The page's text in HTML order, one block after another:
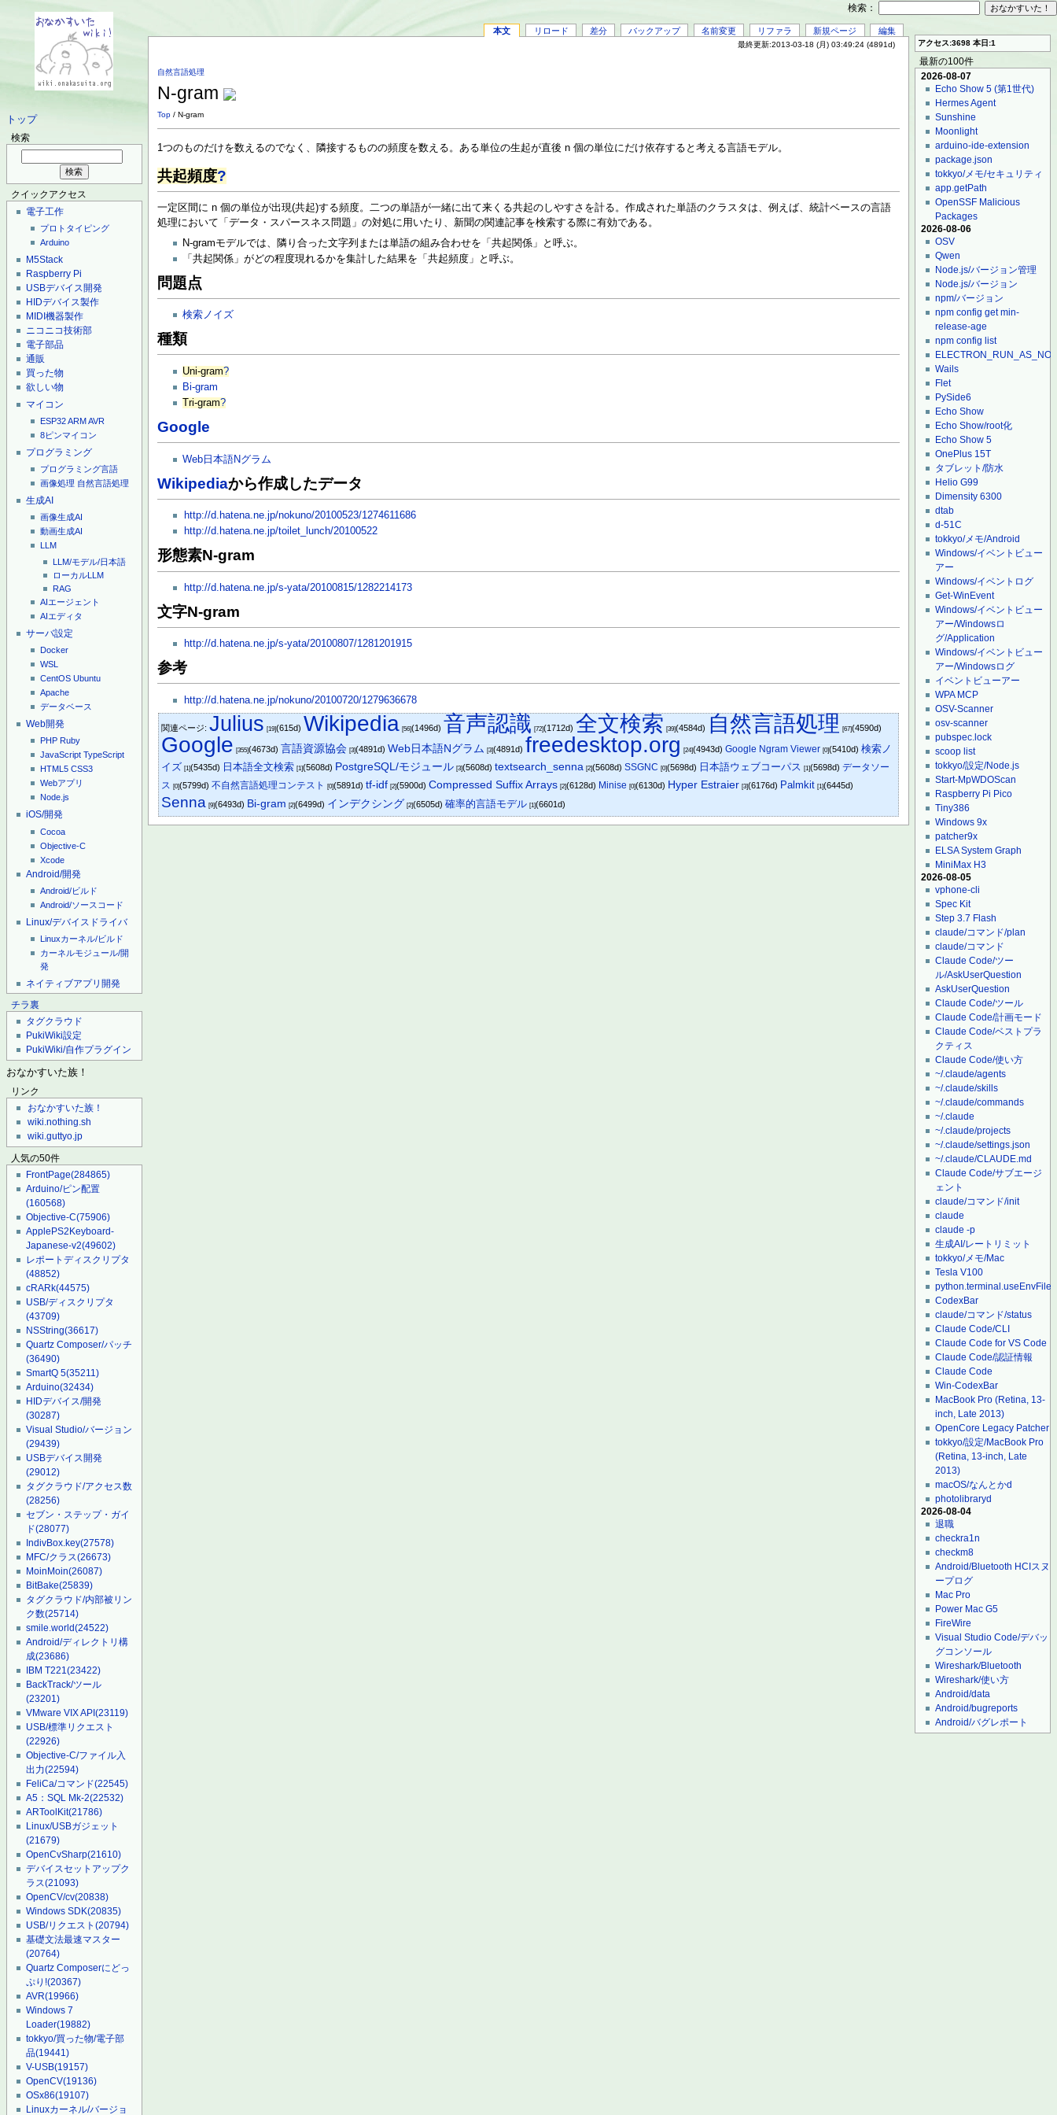
トップ
検索
クイックアクセス
電子工作
プロトタイピング
Arduino
M5Stack
Raspberry Pi
USBデバイス開発
HIDデバイス製作
MIDI機器製作
ニコニコ技術部
電子部品
通販
買った物
欲しい物
マイコン
ESP32ARMAVR
8ピンマイコン
プログラミング
プログラミング言語
画像処理 自然言語処理
生成AI
画像生成AI
動画生成AI
LLM
LLM/モデル/日本語
ローカルLLM
RAG
AIエージェント
AIエディタ
サーバ設定
Docker
WSL
CentOS Ubuntu
Apache
データベース
Web開発
PHP Ruby
JavaScript TypeScript
HTML5 CSS3
Webアプリ
Node.js
iOS/開発
Cocoa
Objective-C
Xcode
Android/開発
Android/ビルド
Android/ソースコード
Linux/デバイスドライバ
Linuxカーネル/ビルド
カーネルモジュール/開
発
ネイティブアプリ開発
チラ裏
タグクラウド
PukiWiki設定
PukiWiki/自作プラグイン
おなかすいた族！
リンク
おなかすいた族！
wiki.nothing.sh
wiki.guttyo.jp
人気の50件
FrontPage(284865)
Arduino/ピン配置
(160568)
Objective-C(75906)
ApplePS2Keyboard-
Japanese-v2(49602)
レポートディスクリプタ
(48852)
cRARk(44575)
USB/ディスクリプタ
(43709)
NSString(36617)
Quartz Composer/パッチ
(36490)
SmartQ 5(35211)
Arduino(32434)
HIDデバイス/開発
(30287)
Visual Studio/バージョン
(29439)
USBデバイス開発
(29012)
タグクラウド/アクセス数
(28256)
セブン・ステップ・ガイ
ド(28077)
IndivBox.key(27578)
MFC/クラス(26673)
MoinMoin(26087)
BitBake(25839)
タグクラウド/内部被リン
ク数(25714)
smile.world(24522)
Android/ディレクトリ構
成(23686)
IBM T221(23422)
BackTrack/ツール
(23201)
VMware VIX API(23119)
USB/標準リクエスト
(22926)
Objective-C/ファイル入
出力(22594)
FeliCa/コマンド(22545)
A5：SQL Mk-2(22532)
ARToolKit(21786)
Linux/USBガジェット
(21679)
OpenCvSharp(21610)
デバイスセットアップク
ラス(21093)
OpenCV/cv(20838)
Windows SDK(20835)
USB/リクエスト(20794)
基礎文法最速マスター
(20764)
Quartz Composerにどっ
ぷり!(20367)
AVR(19966)
Windows 7
Loader(19882)
tokkyo/買った物/電子部
品(19441)
V-USB(19157)
OpenCV(19136)
OSx86(19107)
Linuxカーネル/バージョ
本文 リロード 差分 バックアップ 名前変更 リファラ 新規ページ 編集
最終更新:2013-03-18 (月) 03:49:24 (4891d)
自然言語処理
N-gram
Top / N-gram
1つのものだけを数えるのでなく、隣接するものの頻度を数える。ある単位の生起が直後 n 個の単位にだけ依存すると考える言語モデル。
共起頻度?
一定区間に n 個の単位が出現(共起)する頻度。二つの単語が一緒に出て来くる共起のしやすさを計る。作成された単語のクラスタは、例えば、統計ベースの言語
処理において「データ・スパースネス問題」の対処に用いたり、新聞の関連記事を検索する際に有効である。
N-gramモデルでは、隣り合った文字列または単語の組み合わせを「共起関係」と呼ぶ。
「共起関係」がどの程度現れるかを集計した結果を「共起頻度」と呼ぶ。
問題点
検索ノイズ
種類
Uni-gram?
Bi-gram
Tri-gram?
Google
Web日本語Nグラム
Wikipediaから作成したデータ
http://d.hatena.ne.jp/nokuno/20100523/1274611686
http://d.hatena.ne.jp/toilet_lunch/20100522
形態素N-gram
http://d.hatena.ne.jp/s-yata/20100815/1282214173
文字N-gram
http://d.hatena.ne.jp/s-yata/20100807/1281201915
参考
http://d.hatena.ne.jp/nokuno/20100720/1279636678
関連ページ:Julius [19](615d) Wikipedia [56](1496d) 音声認識 [72](1712d) 全文検索 [39](4584d) 自然言語処理 [67](4590d)
Google [355](4673d) 言語資源協会 [3](4891d)Web日本語Nグラム [3](4891d) freedesktop.org [24](4943d)Google Ngram Viewer [0](5410d)検索ノ
イズ [1](5435d) 日本語全文検索 [1](5608d) PostgreSQL/モジュール [3](5608d)textsearch_senna [2](5608d)SSGNC [0](5698d) 日本語ウェブコーパス [1](5698d)データソー
ス
[0](5799d)不自然言語処理コンテスト [0](5891d)tf-idf [2](5900d)Compressed Suffix Arrays [2](6128d) Minise [0](6130d) Hyper Estraier [3](6176d) Palmkit [1](6445d)
Senna [9](6493d) Bi-gram [2](6499d) インデクシング [2](6505d)確率的言語モデル [1](6601d)
アクセス:3698 本日:1
最新の100件
2026-08-07
Echo Show 5 (第1世代)
Hermes Agent
Sunshine
Moonlight
arduino-ide-extension
package.json
tokkyo/メモ/セキュリティ
app.getPath
OpenSSF Malicious
Packages
2026-08-06
OSV
Qwen
Node.js/バージョン管理
Node.js/バージョン
npm/バージョン
npm config get min-
release-age
npm config list
Wails
Flet
PySide6
Echo Show
Echo Show/root化
Echo Show 5
OnePlus 15T
タブレット/防水
Helio G99
Dimensity 6300
dtab
d-51C
tokkyo/メモ/Android
Windows/イベントビュー
アー
Windows/イベントログ
Get-WinEvent
Windows/イベントビュー
アー/Windowsロ
グ/Application
Windows/イベントビュー
アー/Windowsログ
イベントビューアー
WPA MCP
OSV-Scanner
osv-scanner
pubspec.lock
scoop list
tokkyo/設定/Node.js
Start-MpWDOScan
Raspberry Pi Pico
Tiny386
Windows 9x
patcher9x
ELSA System Graph
MiniMax H3
2026-08-05
vphone-cli
Spec Kit
Step 3.7 Flash
claude/コマンド/plan
claude/コマンド
Claude Code/ツー
ル/AskUserQuestion
AskUserQuestion
Claude Code/ツール
Claude Code/計画モード
Claude Code/ベストプラ
クティス
Claude Code/使い方
~/.claude/agents
~/.claude/skills
~/.claude/commands
~/.claude
~/.claude/projects
~/.claude/settings.json
~/.claude/CLAUDE.md
Claude Code/サブエージ
ェント
claude/コマンド/init
claude
claude -p
生成AI/レートリミット
tokkyo/メモ/Mac
Tesla V100
python.terminal.useEnvFile
CodexBar
claude/コマンド/status
Claude Code/CLI
Claude Code for VS Code
Claude Code/認証情報
Claude Code
Win-CodexBar
MacBook Pro (Retina, 13-
inch, Late 2013)
OpenCore Legacy Patcher
tokkyo/設定/MacBook Pro
(Retina, 13-inch, Late
2013)
macOS/なんとかd
photolibraryd
2026-08-04
退職
checkra1n
checkm8
Android/Bluetooth HCIスヌ
ープログ
Mac Pro
Power Mac G5
FireWire
Visual Studio Code/デバッ
グコンソール
Wireshark/Bluetooth
Wireshark/使い方
Android/data
Android/bugreports
Android/バグレポート
検索：